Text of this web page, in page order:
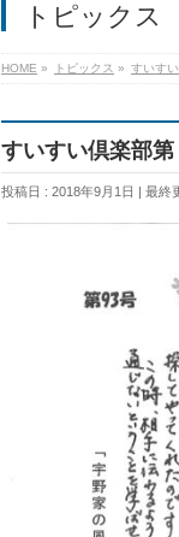
トピックス
HOME » トピックス » すいす
すいすい倶楽部
投稿日 : 2018年9月1日 最終